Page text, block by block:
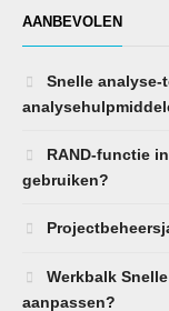
AANBEVOLEN
Snelle analyse-
RAND-functie
gebruiken?
Werkbalk
aanpassen?